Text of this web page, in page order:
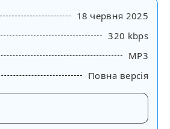
18 червня 2025
320 kbps
MP3
Повна версія